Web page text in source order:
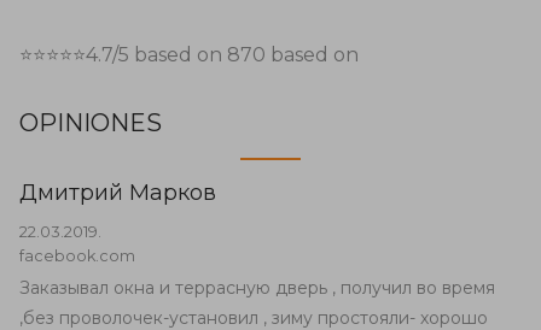
⭐⭐⭐⭐⭐4.7/5 based on 870 based on
OPINIONES
Дмитрий Марков
22.03.2019.
facebook.com
Заказывал окна и террасную дверь , получил во время
,без проволочек-установил , зиму простояли- хорошо